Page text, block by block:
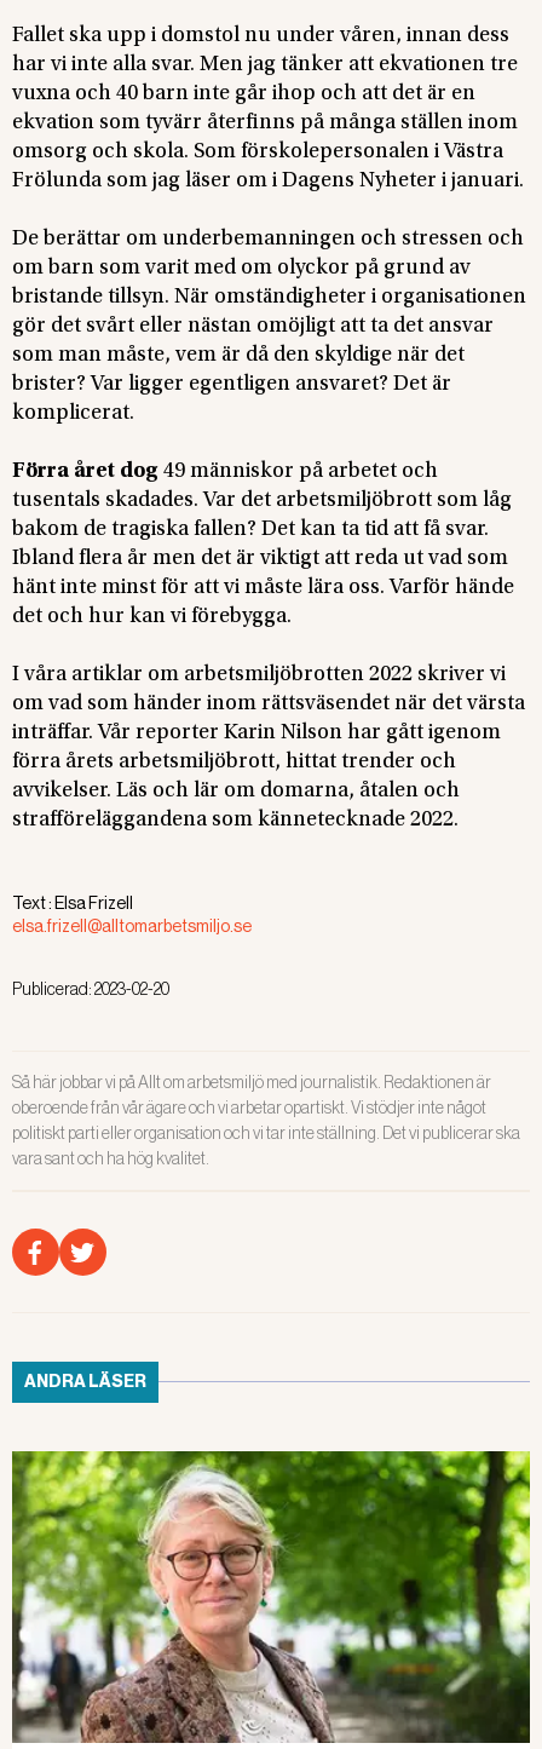
Fallet ska upp i domstol nu under våren, innan dess
har vi inte alla svar. Men jag tänker att ekvationen tre
vuxna och 40 barn inte går ihop och att det är en
ekvation som tyvärr återfinns på många ställen inom
omsorg och skola. Som förskolepersonalen i Västra
Frölunda som jag läser om i Dagens Nyheter i januari.
De berättar om underbemanningen och stressen och
om barn som varit med om olyckor på grund av
bristande tillsyn. När omständigheter i organisationen
gör det svårt eller nästan omöjligt att ta det ansvar
som man måste, vem är då den skyldige när det
brister? Var ligger egentligen ansvaret? Det är
komplicerat.
Förra året dog 49 människor på arbetet och
tusentals skadades. Var det arbetsmiljöbrott som låg
bakom de tragiska fallen? Det kan ta tid att få svar.
Ibland flera år men det är viktigt att reda ut vad som
hänt inte minst för att vi måste lära oss. Varför hände
det och hur kan vi förebygga.
I våra artiklar om arbetsmiljöbrotten 2022 skriver vi
om vad som händer inom rättsväsendet när det värsta
inträffar. Vår reporter Karin Nilson har gått igenom
förra årets arbetsmiljöbrott, hittat trender och
avvikelser. Läs och lär om domarna, åtalen och
strafföreläggandena som kännetecknade 2022.
Text : Elsa Frizell
elsa.frizell@alltomarbetsmiljo.se
Publicerad:2023-02-20
Så här jobbar vi på Allt om arbetsmiljö med journalistik. Redaktionen är
oberoende från vår ägare och vi arbetar opartiskt. Vi stödjer inte något
politiskt parti eller organisation och vi tar inte ställning. Det vi publicerar ska
vara sant och ha hög kvalitet.
ANDRA LÄSER